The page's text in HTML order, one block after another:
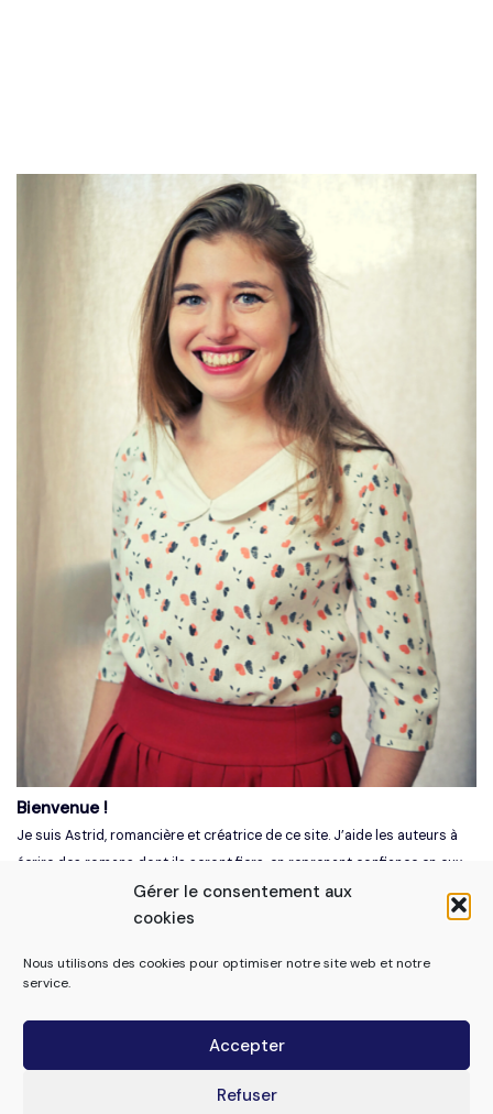
Gérer le consentement aux
cookies
Nous utilisons des cookies pour optimiser notre site web et notre
service.
Accepter
Refuser
Bienvenue !
Je suis Astrid, romancière et créatrice de ce site. J’aide les auteurs à
écrire des romans dont ils seront fiers, en reprenant confiance en eux
Pour ça, je partage des conseils éprouvés, des méthodes optimisées
Bonne découverte !
Tu cherches quelque chose ?